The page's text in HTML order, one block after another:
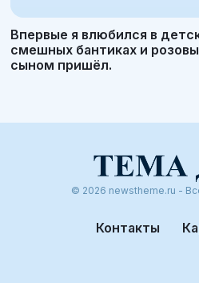
Впервые я влюбился в
смешных бантиках и
сыном пришёл.
© 2026 newstheme.ru -
Контакты